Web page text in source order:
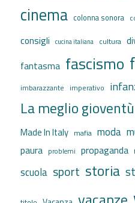
cinema colonna sonora
consigli cucina italiana cultura
fantasma fascismo
imbarazzante imperativo
La meglio gioventù
Made In Italy mafia moda
paura problemi propaganda
scuola sport storia